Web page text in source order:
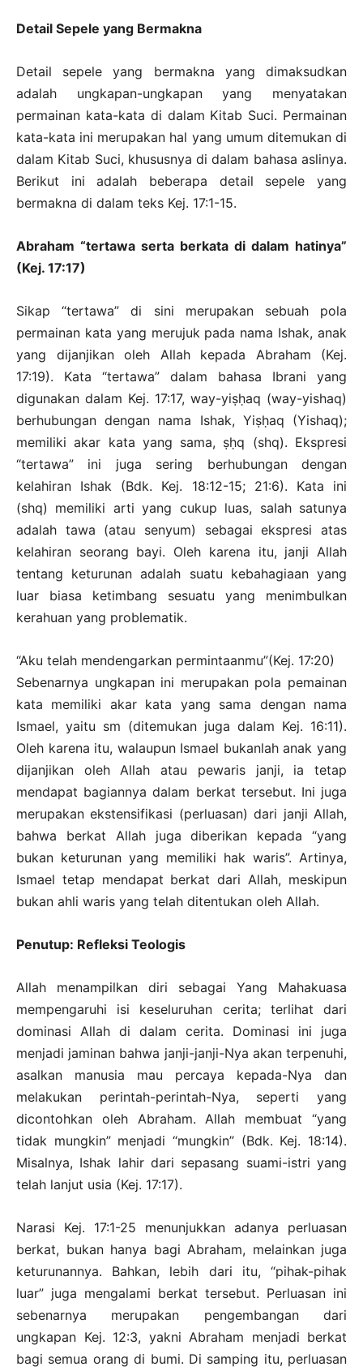
Detail Sepele yang Bermakna
Detail sepele yang bermakna yang dimaksudkan
adalah ungkapan-ungkapan yang menyatakan
permainan kata-kata di dalam Kitab Suci. Permainan
kata-kata ini merupakan hal yang umum ditemukan di
dalam Kitab Suci, khususnya di dalam bahasa aslinya.
Berikut ini adalah beberapa detail sepele yang
bermakna di dalam teks Kej. 17:1-15.
Abraham “tertawa serta berkata di dalam hatinya”
(Kej. 17:17)
Sikap “tertawa” di sini merupakan sebuah pola
permainan kata yang merujuk pada nama Ishak, anak
yang dijanjikan oleh Allah kepada Abraham (Kej.
17:19). Kata “tertawa” dalam bahasa Ibrani yang
digunakan dalam Kej. 17:17, way-yiṣḥaq (way-yishaq)
berhubungan dengan nama Ishak, Yiṣḥaq (Yishaq);
memiliki akar kata yang sama, ṣḥq (shq). Ekspresi
“tertawa” ini juga sering berhubungan dengan
kelahiran Ishak (Bdk. Kej. 18:12-15; 21:6). Kata ini
(shq) memiliki arti yang cukup luas, salah satunya
adalah tawa (atau senyum) sebagai ekspresi atas
kelahiran seorang bayi. Oleh karena itu, janji Allah
tentang keturunan adalah suatu kebahagiaan yang
luar biasa ketimbang sesuatu yang menimbulkan
kerahuan yang problematik.
“Aku telah mendengarkan permintaanmu”(Kej. 17:20)
Sebenarnya ungkapan ini merupakan pola pemainan
kata memiliki akar kata yang sama dengan nama
Ismael, yaitu sm (ditemukan juga dalam Kej. 16:11).
Oleh karena itu, walaupun Ismael bukanlah anak yang
dijanjikan oleh Allah atau pewaris janji, ia tetap
mendapat bagiannya dalam berkat tersebut. Ini juga
merupakan ekstensifikasi (perluasan) dari janji Allah,
bahwa berkat Allah juga diberikan kepada “yang
bukan keturunan yang memiliki hak waris”. Artinya,
Ismael tetap mendapat berkat dari Allah, meskipun
bukan ahli waris yang telah ditentukan oleh Allah.
Penutup: Refleksi Teologis
Allah menampilkan diri sebagai Yang Mahakuasa
mempengaruhi isi keseluruhan cerita; terlihat dari
dominasi Allah di dalam cerita. Dominasi ini juga
menjadi jaminan bahwa janji-janji-Nya akan terpenuhi,
asalkan manusia mau percaya kepada-Nya dan
melakukan perintah-perintah-Nya, seperti yang
dicontohkan oleh Abraham. Allah membuat “yang
tidak mungkin” menjadi “mungkin” (Bdk. Kej. 18:14).
Misalnya, Ishak lahir dari sepasang suami-istri yang
telah lanjut usia (Kej. 17:17).
Narasi Kej. 17:1-25 menunjukkan adanya perluasan
berkat, bukan hanya bagi Abraham, melainkan juga
keturunannya. Bahkan, lebih dari itu, “pihak-pihak
luar” juga mengalami berkat tersebut. Perluasan ini
sebenarnya merupakan pengembangan dari
ungkapan Kej. 12:3, yakni Abraham menjadi berkat
bagi semua orang di bumi. Di samping itu, perluasan